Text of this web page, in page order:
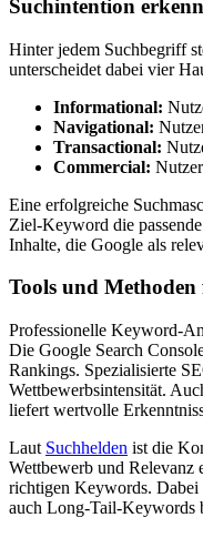
Suchintention
Hinter jedem Suchbegriff
unterscheidet dabei vier
Informational:
Navigational:
Transactional:
Commercial:
Eine erfolgreiche
Ziel-Keyword die
Inhalte, die Google als
Tools und
Professionelle Keyword-
Die Google Search
Rankings. Spezialisierte
Wettbewerbsintensität.
liefert wertvolle
Laut Suchhelden ist die
Wettbewerb und Relevanz
richtigen Keywords. Dabei
auch Long-Tail-Keywords